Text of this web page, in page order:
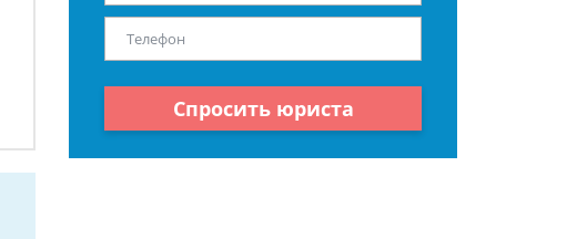
Спросить юриста